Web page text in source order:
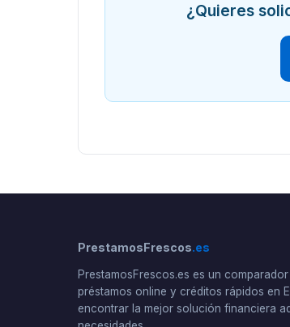
¿Quieres
PrestamosFrescos.es
PrestamosFrescos.es es un
préstamos online y créditos rápidos en
encontrar la mejor solución financiera